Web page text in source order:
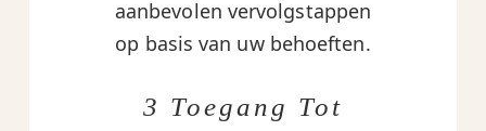
aanbevolen vervolgstappen
op basis van uw behoeften.
3 Toegang Tot